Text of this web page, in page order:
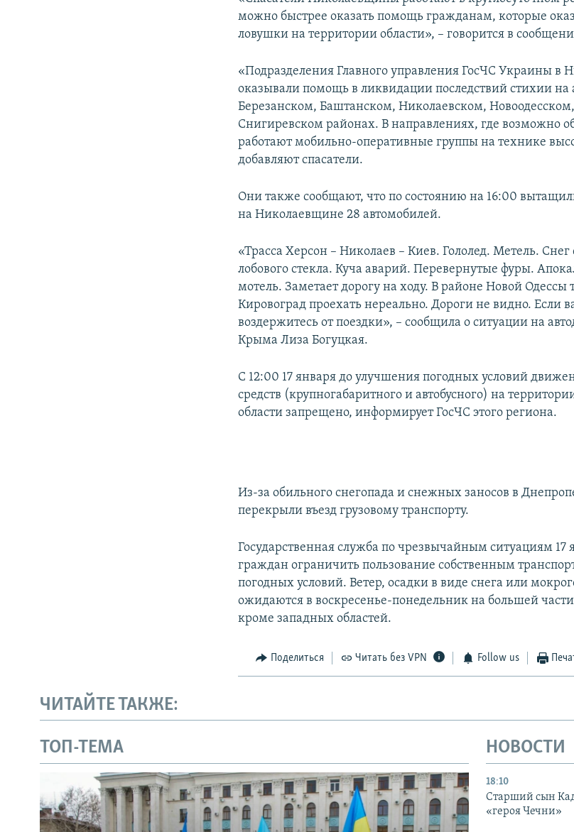
можно быстрее оказать помощь гражданам, которые
ловушки на территории области», – говорится в
«Подразделения Главного управления ГосЧС Украины в
оказывали помощь в ликвидации последствий стихии на
Березанском, Баштанском, Николаевском,
Снигиревском районах. В направлениях, где возможно
работают мобильно-оперативные группы на технике
добавляют спасатели.
Они также сообщают, что по состоянию на 16:00
на Николаевщине 28 автомобилей.
«Трасса Херсон – Николаев – Киев. Гололед. Метель.
лобового стекла. Куча аварий. Перевернутые фуры.
мотель. Заметает дорогу на ходу. В районе Новой Одессы
Кировоград проехать нереально. Дороги не видно. Если
воздержитесь от поездки», – сообщила о ситуации на
Крыма Лиза Богуцкая.
С 12:00 17 января до улучшения погодных условий
средств (крупногабаритного и автобусного) на
области запрещено, информирует ГосЧС этого региона.
Из-за обильного снегопада и снежных заносов в
перекрыли въезд грузовому транспорту.
Государственная служба по чрезвычайным ситуациям 17
граждан ограничить пользование собственным
погодных условий. Ветер, осадки в виде снега или
ожидаются в воскресенье-понедельник на большей
кроме западных областей.
Поделиться Читать без VPN Follow us
ЧИТАЙТЕ ТАКЖЕ:
ТОП-ТЕМА НОВОСТИ
18:10
Старший сын
«героя Чечни»